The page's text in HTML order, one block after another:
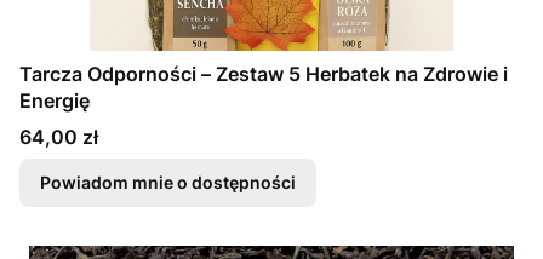
Tarcza Odporności – Zestaw 5 Herbatek na Zdrowie i
Energię
Cena
64,00 zł
Powiadom mnie o dostępności